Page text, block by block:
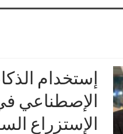
إستخدام
الإصطناعي
الإستزراع